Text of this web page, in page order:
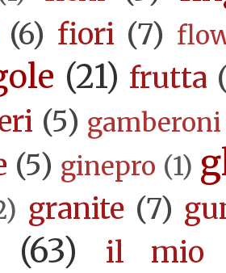
(6) fiori (7)
(21) frutta
(5) gamberoni
(5) ginepro (1)
granite (7)
(63) il mio